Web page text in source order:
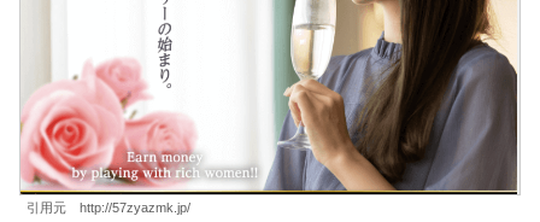
引用元 http://57zyazmk.jp/